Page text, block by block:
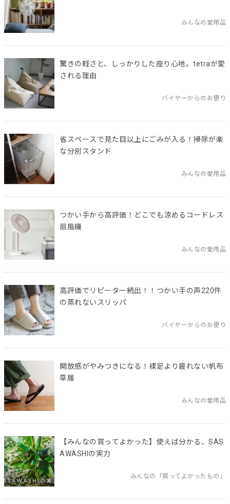
みんなの愛用品
驚きの軽さと、しっかりした座り心地。tetraが愛
される理由
バイヤーからのお便り
省スペースで見た目以上にごみが入る！掃除が楽
な分別スタンド
みんなの愛用品
つかい手から高評価！どこでも涼めるコードレス
扇風機
みんなの愛用品
高評価でリピーター続出！！つかい手の声220件
の蒸れないスリッパ
バイヤーからのお便り
開放感がやみつきになる！裸足より疲れない帆布
草履
みんなの愛用品
【みんなの買ってよかった】使えば分かる、SAS
AWASHIの実力
みんなの「買ってよかったもの」